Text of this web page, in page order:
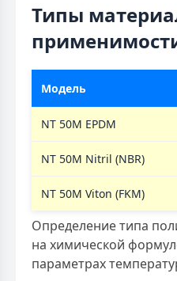
Типы
Модель
NT 50M EPDM
NT 50M Nitril (NBR)
NT 50M Viton (FKM)
Определение типа
на химической
параметрах